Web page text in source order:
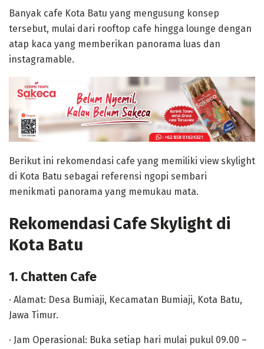
Banyak cafe Kota Batu yang mengusung konsep
tersebut, mulai dari rooftop cafe hingga lounge dengan
atap kaca yang memberikan panorama luas dan
instagramable.
Berikut ini rekomendasi cafe yang memiliki view skylight
di Kota Batu sebagai referensi ngopi sembari
menikmati panorama yang memukau mata.
Rekomendasi Cafe Skylight di
Kota Batu
1. Chatten Cafe
· Alamat: Desa Bumiaji, Kecamatan Bumiaji, Kota Batu,
Jawa Timur.
· Jam Operasional: Buka setiap hari mulai pukul 09.00 –